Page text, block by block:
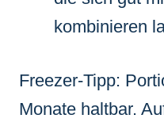
kombinieren
Freezer-Tipp:
Monate haltbar.